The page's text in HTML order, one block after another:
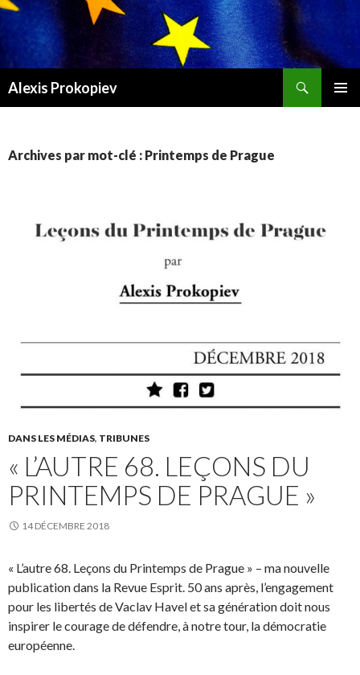
Alexis Prokopiev
Archives par mot-clé : Printemps de Prague
DANS LES MÉDIAS, TRIBUNES
« L’AUTRE 68. LEÇONS DU
PRINTEMPS DE PRAGUE »
14 DÉCEMBRE 2018
« L’autre 68. Leçons du Printemps de Prague » – ma nouvelle
publication dans la Revue Esprit. 50 ans après, l’engagement
pour les libertés de Vaclav Havel et sa génération doit nous
inspirer le courage de défendre, à notre tour, la démocratie
européenne.